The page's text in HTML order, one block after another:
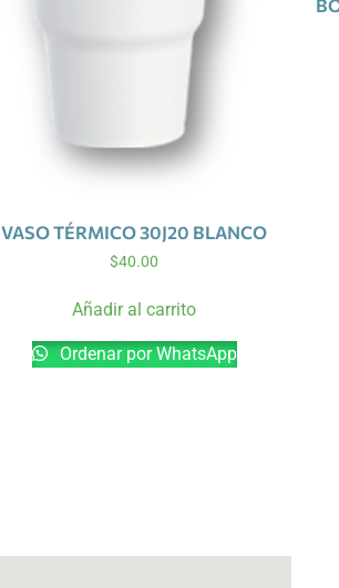
VASO TÉRMICO 30J20 BLANCO
$40.00
Añadir al carrito
Ordenar por WhatsApp